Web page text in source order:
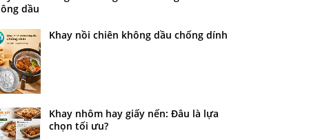
dầu
Khay nồi chiên không dầu chống dính
Khay nhôm hay giấy nến: Đâu là lựa
chọn tối ưu?